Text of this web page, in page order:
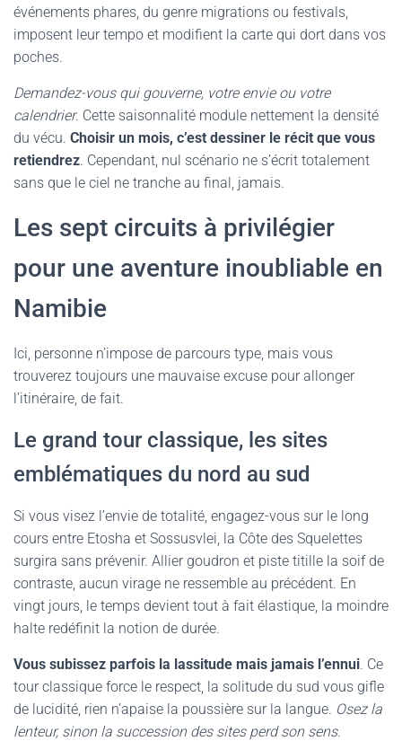
événements phares, du genre migrations ou festivals,
imposent leur tempo et modifient la carte qui dort dans vos
poches.
Demandez-vous qui gouverne, votre envie ou votre
calendrier. Cette saisonnalité module nettement la densité
du vécu. Choisir un mois, c’est dessiner le récit que vous
retiendrez. Cependant, nul scénario ne s’écrit totalement
sans que le ciel ne tranche au final, jamais.
Les sept circuits à privilégier
pour une aventure inoubliable en
Namibie
Ici, personne n’impose de parcours type, mais vous
trouverez toujours une mauvaise excuse pour allonger
l’itinéraire, de fait.
Le grand tour classique, les sites
emblématiques du nord au sud
Si vous visez l’envie de totalité, engagez-vous sur le long
cours entre Etosha et Sossusvlei, la Côte des Squelettes
surgira sans prévenir. Allier goudron et piste titille la soif de
contraste, aucun virage ne ressemble au précédent. En
vingt jours, le temps devient tout à fait élastique, la moindre
halte redéfinit la notion de durée.
Vous subissez parfois la lassitude mais jamais l’ennui. Ce
tour classique force le respect, la solitude du sud vous gifle
de lucidité, rien n’apaise la poussière sur la langue. Osez la
lenteur, sinon la succession des sites perd son sens.